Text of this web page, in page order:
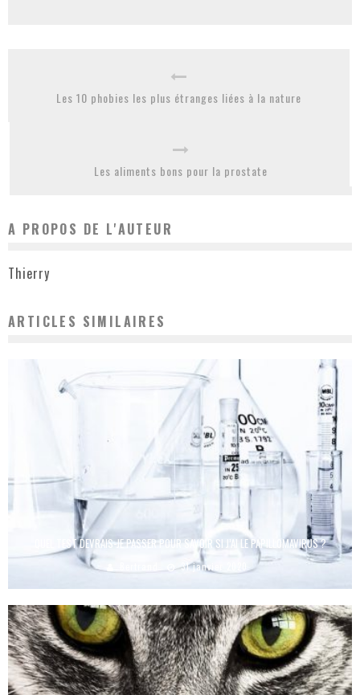
Les 10 phobies les plus étranges liées à la nature
Les aliments bons pour la prostate
A PROPOS DE L'AUTEUR
Thierry
ARTICLES SIMILAIRES
QUEL TEST DEVRAIS-JE PASSER POUR SAVOIR SI J’AI LE PAPILLOMAVIRUS ?
31 janvier 2020